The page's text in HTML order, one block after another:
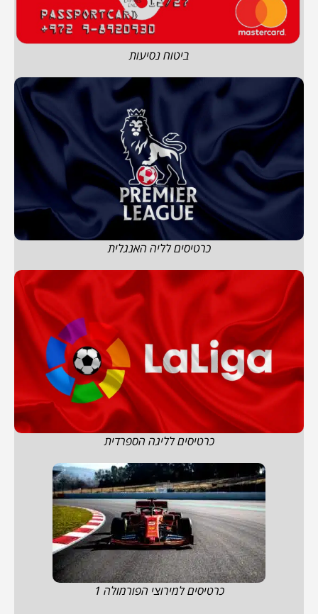
ביטוח נסיעות
כרטיסים לליה האנגלית
כרטיסים לליגה הספרדית
כרטיסים למירוצי הפורמולה 1